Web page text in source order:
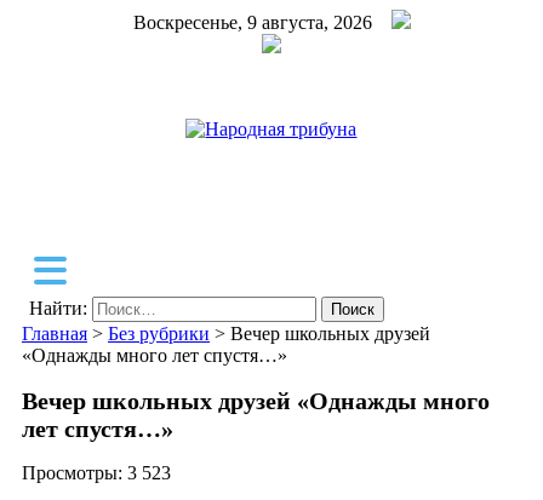
Воскресенье, 9 августа, 2026
Найти:
Главная > Без рубрики > Вечер школьных друзей
«Однажды много лет спустя…»
Вечер школьных друзей «Однажды много
лет спустя…»
Просмотры: 3 523